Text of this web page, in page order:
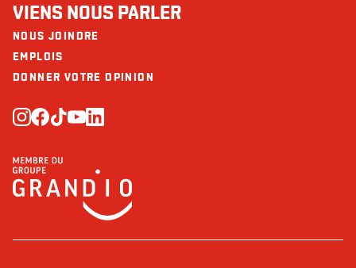
VIENS NOUS PARLER
NOUS JOINDRE
EMPLOIS
DONNER VOTRE OPINION